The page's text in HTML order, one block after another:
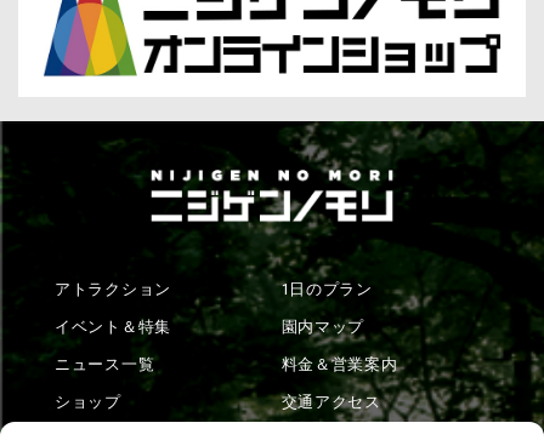
アトラクション
イベント＆特集
ニュース一覧
ショップ
1日のプラン
園内マップ
料金＆営業案内
交通アクセス